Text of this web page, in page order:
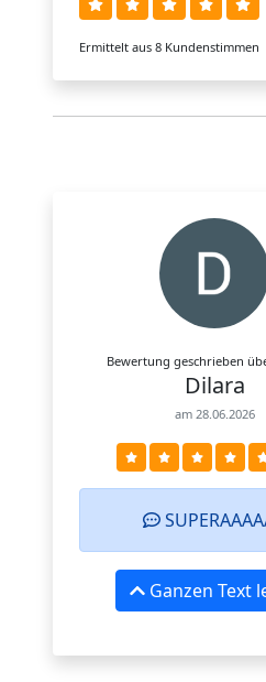
Ermittelt aus 8 Kundenstimmen
Bewertung geschrieben
Dilara
am 28.06.2026
Ganzen Text